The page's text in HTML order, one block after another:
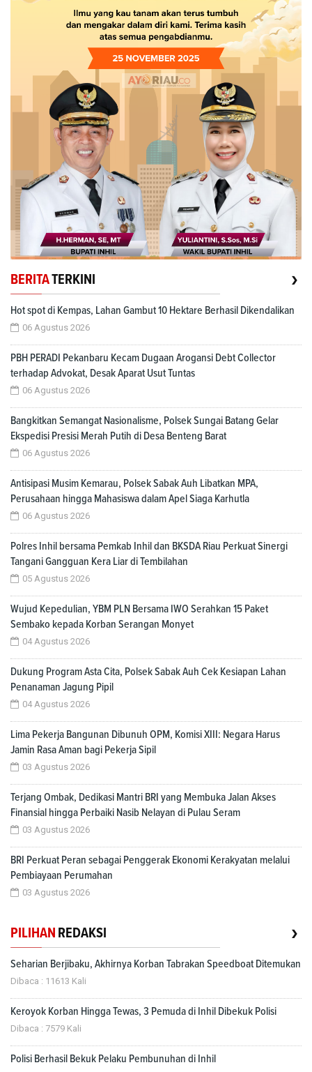
BERITATERKINI ›
Hot spot di Kempas, Lahan Gambut 10 Hektare Berhasil Dikendalikan
06 Agustus 2026
PBH PERADI Pekanbaru Kecam Dugaan Arogansi Debt Collector
terhadap Advokat, Desak Aparat Usut Tuntas
06 Agustus 2026
Bangkitkan Semangat Nasionalisme, Polsek Sungai Batang Gelar
Ekspedisi Presisi Merah Putih di Desa Benteng Barat
06 Agustus 2026
Antisipasi Musim Kemarau, Polsek Sabak Auh Libatkan MPA,
Perusahaan hingga Mahasiswa dalam Apel Siaga Karhutla
06 Agustus 2026
Polres Inhil bersama Pemkab Inhil dan BKSDA Riau Perkuat Sinergi
Tangani Gangguan Kera Liar di Tembilahan
05 Agustus 2026
Wujud Kepedulian, YBM PLN Bersama IWO Serahkan 15 Paket
Sembako kepada Korban Serangan Monyet
04 Agustus 2026
Dukung Program Asta Cita, Polsek Sabak Auh Cek Kesiapan Lahan
Penanaman Jagung Pipil
04 Agustus 2026
Lima Pekerja Bangunan Dibunuh OPM, Komisi XIII: Negara Harus
Jamin Rasa Aman bagi Pekerja Sipil
03 Agustus 2026
Terjang Ombak, Dedikasi Mantri BRI yang Membuka Jalan Akses
Finansial hingga Perbaiki Nasib Nelayan di Pulau Seram
03 Agustus 2026
BRI Perkuat Peran sebagai Penggerak Ekonomi Kerakyatan melalui
Pembiayaan Perumahan
03 Agustus 2026
PILIHAN REDAKSI ›
Seharian Berjibaku, Akhirnya Korban Tabrakan Speedboat Ditemukan
Dibaca : 11613 Kali
Keroyok Korban Hingga Tewas, 3 Pemuda di Inhil Dibekuk Polisi
Dibaca : 7579 Kali
Polisi Berhasil Bekuk Pelaku Pembunuhan di Inhil